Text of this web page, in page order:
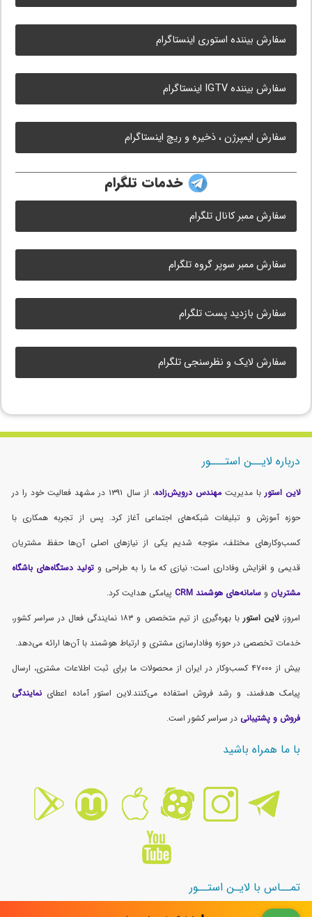
سفارش بیننده استوری اینستاگرام
سفارش بیننده IGTV اینستاگرام
سفارش ایمپرژن ، ذخیره و ریچ اینستاگرام
خدمات تلگرام
سفارش ممبر کانال تلگرام
سفارش ممبر سوپر گروه تلگرام
سفارش بازدید پست تلگرام
سفارش لایک و نظرسنجی تلگرام